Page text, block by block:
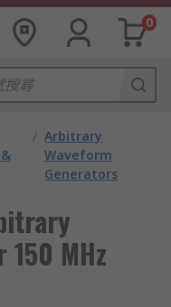
0
/ Arbitrary
Waveform
Generators
150 MHz